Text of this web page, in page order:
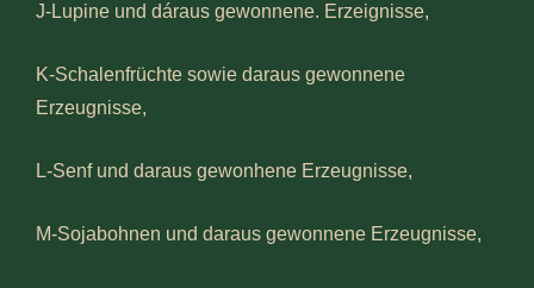
J-Lupine und dáraus gewonnene. Erzeignisse,
K-Schalenfrüchte sowie daraus gewonnene
Erzeugnisse,
L-Senf und daraus gewonhene Erzeugnisse,
M-Sojabohnen und daraus gewonnene Erzeugnisse,